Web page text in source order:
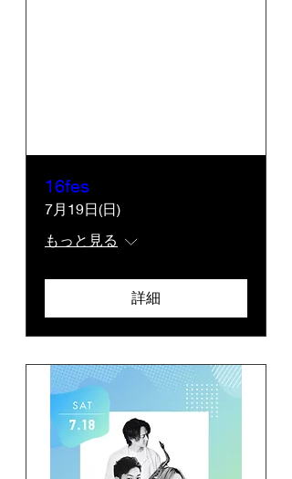
16fes
7月19日(日)
もっと見る
詳細